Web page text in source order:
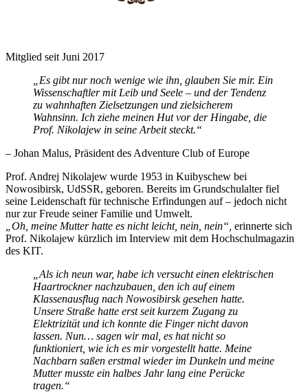
Mitglied seit Juni 2017
„Es gibt nur noch wenige wie ihn, glauben Sie mir. Ein
Wissenschaftler mit Leib und Seele – und der Tendenz
zu wahnhaften Zielsetzungen und zielsicherem
Wahnsinn. Ich ziehe meinen Hut vor der Hingabe, die
Prof. Nikolajew in seine Arbeit steckt.“
– Johan Malus, Präsident des Adventure Club of Europe
Prof. Andrej Nikolajew wurde 1953 in Kuibyschew bei
Nowosibirsk, UdSSR, geboren. Bereits im Grundschulalter fiel
seine Leidenschaft für technische Erfindungen auf – jedoch nicht
nur zur Freude seiner Familie und Umwelt.
„Oh, meine Mutter hatte es nicht leicht, nein, nein“, erinnerte sich
Prof. Nikolajew kürzlich im Interview mit dem Hochschulmagazin
des KIT.
„Als ich neun war, habe ich versucht einen elektrischen
Haartrockner nachzubauen, den ich auf einem
Klassenausflug nach Nowosibirsk gesehen hatte.
Unsere Straße hatte erst seit kurzem Zugang zu
Elektrizität und ich konnte die Finger nicht davon
lassen. Nun… sagen wir mal, es hat nicht so
funktioniert, wie ich es mir vorgestellt hatte. Meine
Nachbarn saßen erstmal wieder im Dunkeln und meine
Mutter musste ein halbes Jahr lang eine Perücke
tragen.“